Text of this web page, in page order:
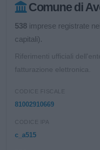
Comune di
538 imprese registrate
capitali).
Riferimenti ufficiali
fatturazione elettronica.
CODICE FISCALE
81002910669
CODICE IPA
c_a515